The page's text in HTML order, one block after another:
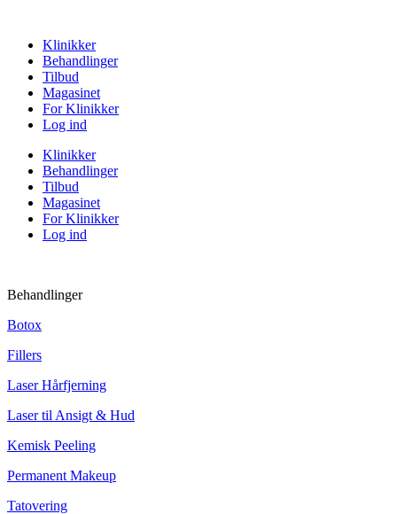
Klinikker
Behandlinger
Tilbud
Magasinet
For Klinikker
Log ind
Klinikker
Behandlinger
Tilbud
Magasinet
For Klinikker
Log ind
Behandlinger
Botox
Fillers
Laser Hårfjerning
Laser til Ansigt & Hud
Kemisk Peeling
Permanent Makeup
Tatovering